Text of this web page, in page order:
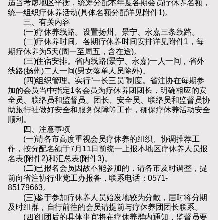
适当考虑地区平衡，统筹分配本年度各期会员疗休养名额，
统一组织疗休养活动(具体名额分配详见附件1)。
三、有关内容
(一)疗休养线路。设置扬州、景宁、永嘉三条线路。
(二)疗休养时间。各期疗休养时间安排详见附件1，每
期疗休养为5天(周一至周五，含在途)。
(三)住宿安排。省内线路(景宁、永嘉)一人一间，省外
线路(扬州)二人一间(男女落单人员除外)。
(四)组织管理。实行“一长三员”制度。省注协在每期参
加的会员当中指定1名会员为疗休养团团长，明确相应的安
全员、联络员和监督员。团长、安全员、联络员和监督员协
助旅行社做好安全和服务保障等工作，确保疗休养活动安全
顺利。
四、注意事项
(一)请各市高度重视会员疗休养的组织、协调推荐工
作，按分配名额于7月11日前统一上报本地区疗休养人员报
名表(附件2)和汇总表(附件3)。
(二)已报名会员因故不能参加的，请各市及时调整，提
前向省注协行业党工办报备，联系电话：0571-
85179663。
(三)鉴于参加疗休养人员始发地较为分散，届时将分期
及时组群，自行前往的会员请提前与疗休养团团长联系。
(四)组团后的具体事宜将在疗休养群内通知，监督员要